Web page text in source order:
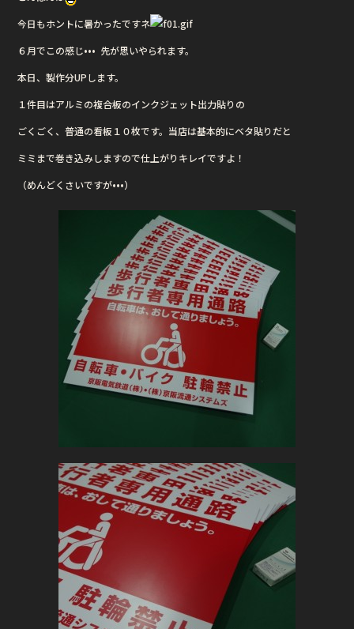
c
e
b
o
o
k
it
te
r
e
今日もホントに暑かったですネ
６月でこの感じ••• 先が思いやられます。
本日、製作分UPします。
１件目はアルミの複合板のインクジェット出力貼りの
ごくごく、普通の看板１０枚です。当店は基本的にベタ貼りだと
ミミまで巻き込みしますので仕上がりキレイですよ！
（めんどくさいですが•••）